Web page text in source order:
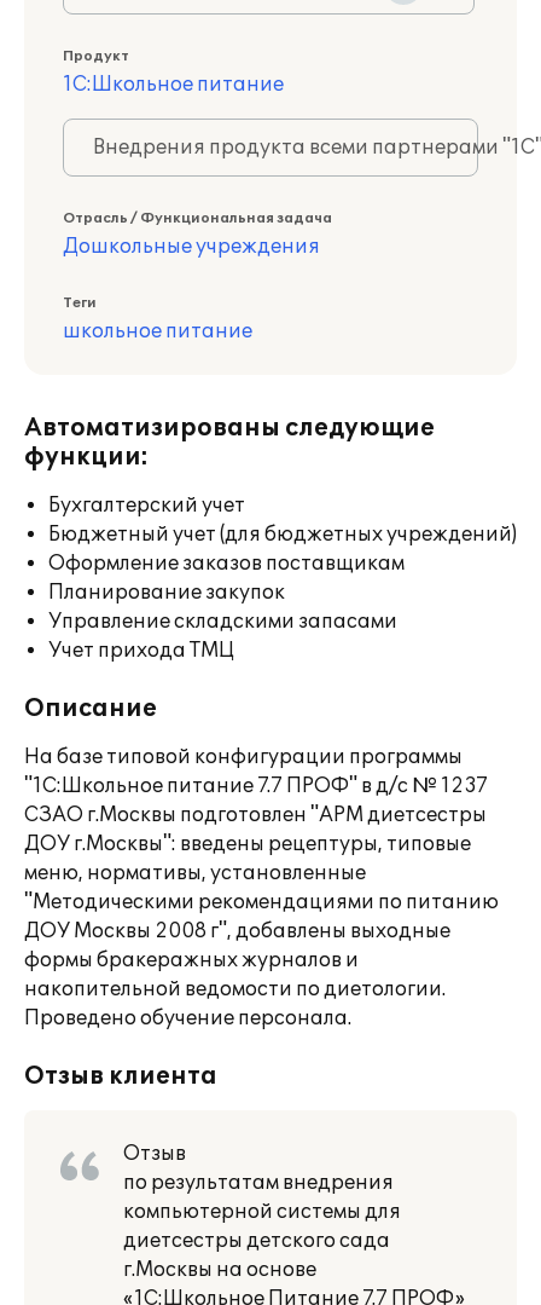
Продукт
1С:Школьное питание
Внедрения продукта всеми партнерами
Отрасль / Функциональная задача
Дошкольные учреждения
Теги
школьное питание
Автоматизированы следующие
функции:
Бухгалтерский учет
Бюджетный учет (для бюджетных учреждений)
Оформление заказов поставщикам
Планирование закупок
Управление складскими запасами
Учет прихода ТМЦ
Описание
На базе типовой конфигурации программы
"1С:Школьное питание 7.7 ПРОФ" в д/с № 1237
СЗАО г.Москвы подготовлен "АРМ диетсестры
ДОУ г.Москвы": введены рецептуры, типовые
меню, нормативы, установленные
"Методическими рекомендациями по питанию
ДОУ Москвы 2008 г", добавлены выходные
формы бракеражных журналов и
накопительной ведомости по диетологии.
Проведено обучение персонала.
Отзыв клиента
Отзыв
по результатам внедрения
компьютерной системы для
диетсестры детского сада
г.Москвы на основе
«1С:Школьное Питание 7.7 ПРОФ»